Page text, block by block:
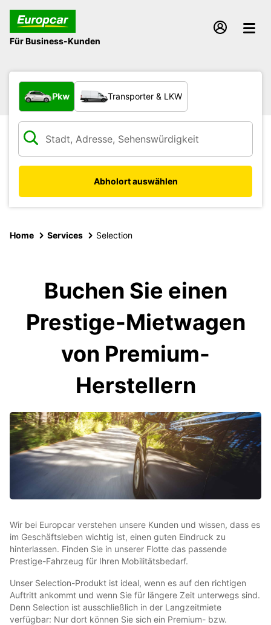
Für Business-Kunden
Welche Art von Fahrzeug?
Pkw Transporter & LKW
Abholort auswählen
Home Services Selection
Buchen Sie einen
Prestige-Mietwagen
von Premium-
Herstellern
Wir bei Europcar verstehen unsere Kunden und wissen, dass es
im Geschäftsleben wichtig ist, einen guten Eindruck zu
hinterlassen. Finden Sie in unserer Flotte das passende
Prestige-Fahrzeug für Ihren Mobilitätsbedarf.
Unser Selection-Produkt ist ideal, wenn es auf den richtigen
Auftritt ankommt und wenn Sie für längere Zeit unterwegs sind.
Denn Selection ist ausschließlich in der Langzeitmiete
verfügbar: Nur dort können Sie sich ein Premium- bzw.